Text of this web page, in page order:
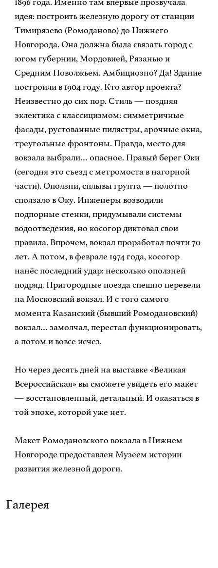
идея: построить железную дорогу от станции
Тимирязево (Ромоданово) до Нижнего
Новгорода. Она должна была связать город с
югом губернии, Мордовией, Рязанью и
Средним Поволжьем. Амбициозно? Да! Здание
построили в 1904 году. Кто автор проекта?
Неизвестно до сих пор. Стиль — поздняя
эклектика с классицизмом: симметричные
фасады, рустованные пилястры, арочные окна,
треугольные фронтоны. Правда, место для
вокзала выбрали… опасное. Правый берег Оки
(сегодня это съезд с метромоста в нагорной
части). Оползни, сплывы грунта — полотно
сползало в Оку. Инженеры возводили
подпорные стенки, придумывали системы
водоотведения, но косогор диктовал свои
правила. Впрочем, вокзал проработал почти 70
лет. А потом, в феврале 1974 года, косогор
нанёс последний удар: несколько оползней
подряд. Пригородные поезда спешно перевели
на Московский вокзал. И с того самого
момента Казанский (бывший Ромодановский)
вокзал… замолчал, перестал функционировать,
а потом и вовсе исчез.
Но через десять дней на выставке «Великая
Всероссийская» вы сможете увидеть его макет
— восстановленный, детальный. И оказаться в
той эпохе, которой уже нет.
Макет Ромодановского вокзала в Нижнем
Новгороде предоставлен Музеем истории
развития железной дороги.
Галерея